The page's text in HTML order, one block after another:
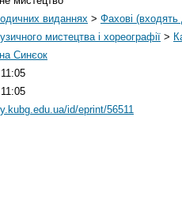
виданнях > Фахові
мистецтва і хореографії >
Синєок
id/eprint/56511